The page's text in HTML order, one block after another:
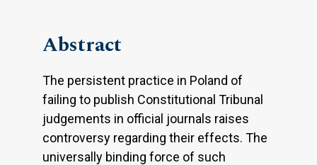
Abstract
The persistent practice in Poland of
failing to publish Constitutional Tribunal
judgements in official journals raises
controversy regarding their effects. The
universally binding force of such